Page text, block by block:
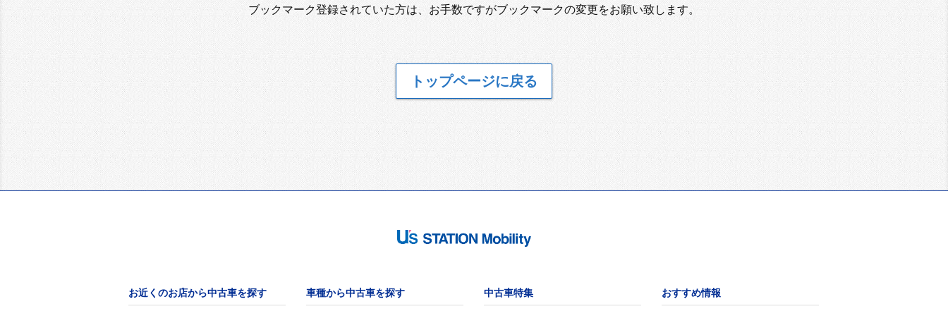
ブックマーク登録されていた方は、お手数ですがブックマークの変更をお願い致します。
トップページに戻る
お近くのお店から中古車を探す 車種から中古車を探す 中古車特集 おすすめ情報